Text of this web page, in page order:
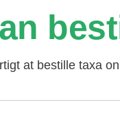
at bestille taxa